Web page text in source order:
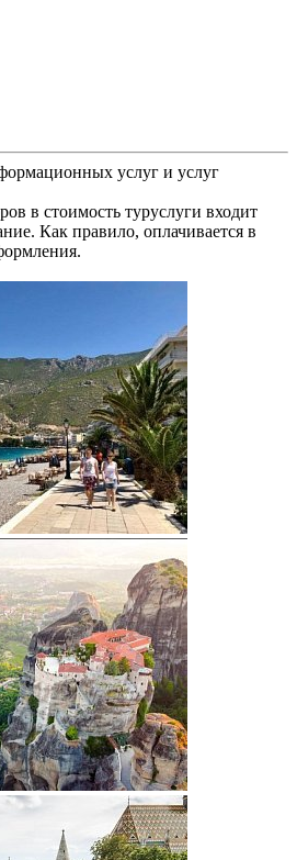
услуг и услуг
в стоимость туруслуги входит
Как правило, оплачивается в